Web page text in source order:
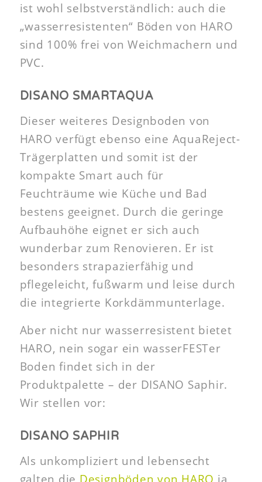
ist wohl selbstverständlich: auch die
„wasserresistenten“ Böden von HARO
sind 100% frei von Weichmachern und
PVC.
DISANO SMARTAQUA
Dieser weiteres Designboden von
HARO verfügt ebenso eine AquaReject-
Trägerplatten und somit ist der
kompakte Smart auch für
Feuchträume wie Küche und Bad
bestens geeignet. Durch die geringe
Aufbauhöhe eignet er sich auch
wunderbar zum Renovieren. Er ist
besonders strapazierfähig und
pflegeleicht, fußwarm und leise durch
die integrierte Korkdämmunterlage.
Aber nicht nur wasserresistent bietet
HARO, nein sogar ein wasserFESTer
Boden findet sich in der
Produktpalette – der DISANO Saphir.
Wir stellen vor:
DISANO SAPHIR
Als unkompliziert und lebensecht